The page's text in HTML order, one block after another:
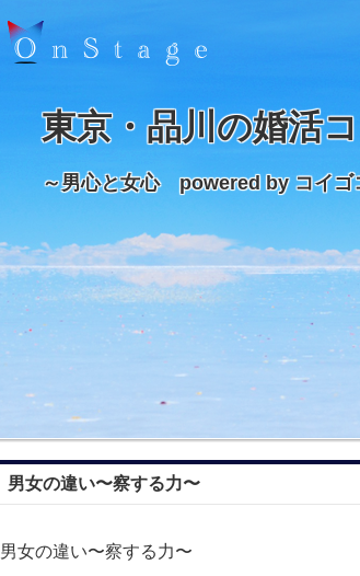
東京・品川の婚活
～男心と女心 powered by コイゴ
男女の違い〜察する力〜
男女の違い〜察する力〜